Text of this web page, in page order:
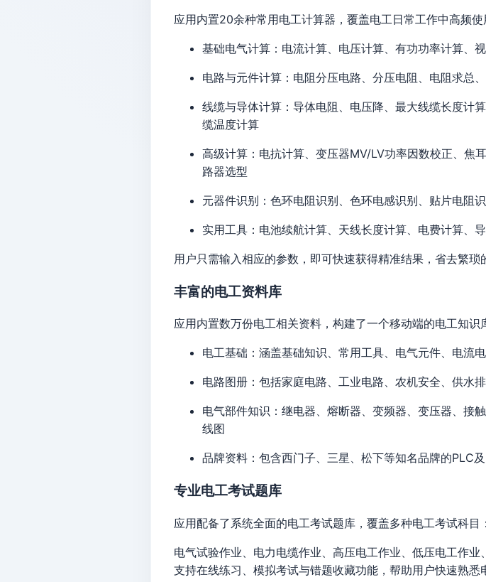
应用内置20余种常用电工计算器，覆盖电工日常工作中高频使
基础电气计算：电流计算、电压计算、有功功率计算、
电路与元件计算：电阻分压电路、分压电阻、电阻求总
线缆与导体计算：导体电阻、电压降、最大线缆长度计
缆温度计算
高级计算：电抗计算、变压器MV/LV功率因数校正、焦
路器选型
元器件识别：色环电阻识别、色环电感识别、贴片电阻
实用工具：电池续航计算、天线长度计算、电费计算、
用户只需输入相应的参数，即可快速获得精准结果，省去繁琐
丰富的电工资料库
应用内置数万份电工相关资料，构建了一个移动端的电工知识
电工基础：涵盖基础知识、常用工具、电气元件、电流
电路图册：包括家庭电路、工业电路、农机安全、供水
电气部件知识：继电器、熔断器、变频器、变压器、接
线图
品牌资料：包含西门子、三星、松下等知名品牌的PLC
专业电工考试题库
应用配备了系统全面的电工考试题库，覆盖多种电工考试科目：
电气试验作业、电力电缆作业、高压电工作业、低压电工作
支持在线练习、模拟考试与错题收藏功能，帮助用户快速熟悉